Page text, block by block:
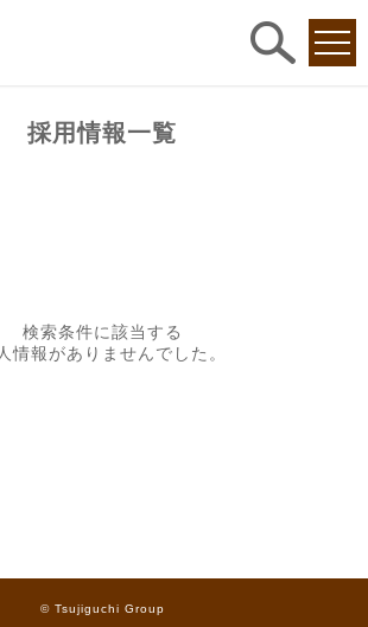
採用情報一覧
検索条件に該当する
情報がありませんでした。
© Tsujiguchi Group